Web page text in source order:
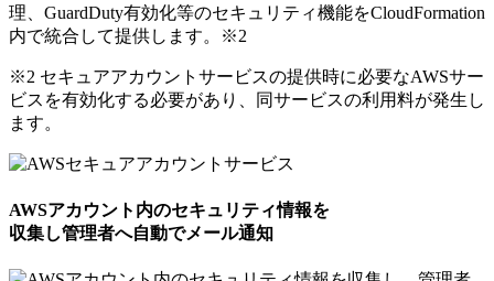
理、GuardDuty有効化等のセキュリティ機能をCloudFormation
内で統合して提供します。
※2
※2 セキュアアカウントサービスの提供時に必要なAWSサー
ビスを有効化する必要があり、同サービスの利用料が発生し
ます。
AWSアカウント内のセキュリティ情報を
収集し管理者へ自動でメール通知